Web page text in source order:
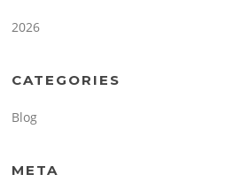
2026
CATEGORIES
Blog
META